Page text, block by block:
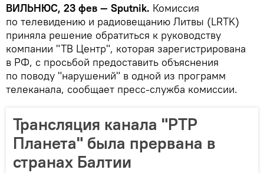
ВИЛЬНЮС, 23 фев — Sputnik. Комиссия
по телевидению и радиовещанию Литвы (LRTK)
приняла решение обратиться к руководству
компании "ТВ Центр", которая зарегистрирована
в РФ, с просьбой предоставить объяснения
по поводу "нарушений" в одной из программ
телеканала, сообщает пресс-служба комиссии.
Трансляция канала "РТР
Планета" была прервана в
странах Балтии